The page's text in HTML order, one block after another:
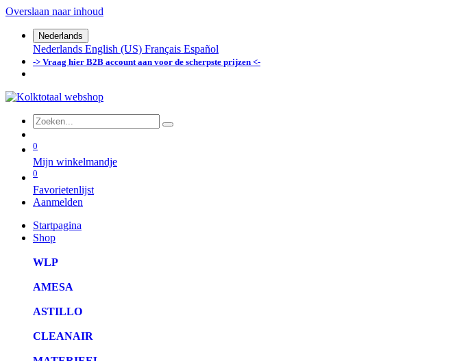
Overslaan naar inhoud
Nederlands
Nederlands English (US) Français Español
-> Vraag hier B2B account aan voor de scherpste prijzen <-
0
Mijn winkelmandje
0
Favorietenlijst
Aanmelden
Startpagina
Shop
WLP
AMESA
ASTILLO
CLEANAIR